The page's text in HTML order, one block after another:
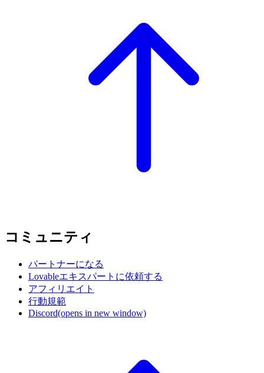
コミュニティ
パートナーになる
Lovableエキスパートに依頼する
アフィリエイト
行動規範
Discord(opens in new window)